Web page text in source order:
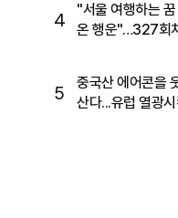
4
"서울 여행하는
온 행운"…327회
5
중국산 에어콘을
산다...유럽 열광